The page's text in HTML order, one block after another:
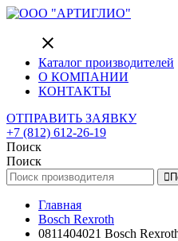
close
Каталог производителей
О КОМПАНИИ
КОНТАКТЫ
ОТПРАВИТЬ ЗАЯВКУ
+7 (812) 612-26-19
Поиск
Поиск
Главная
Bosch Rexroth
0811404021 Bosch